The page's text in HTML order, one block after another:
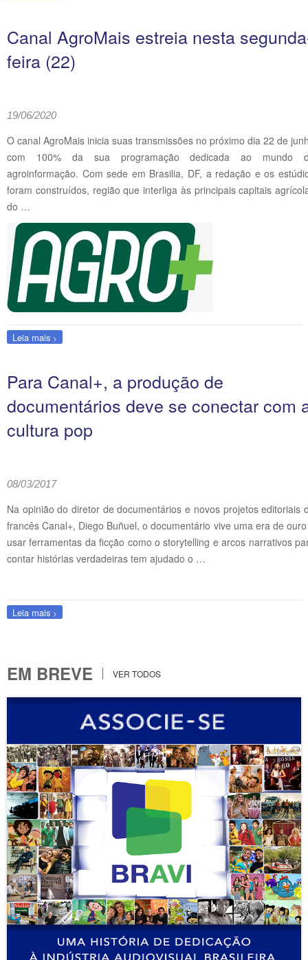
Canal AgroMais estreia nesta
feira (22)
19/06/2020
O canal AgroMais inicia suas transmissões no próximo dia 22 de
com 100% da sua programação dedicada ao mundo
agroinformação. Com sede em Brasilia, DF, a redação e os
foram construídos, região que interliga às principais capitais
do …
Leia mais
Para Canal+, a produção de
documentários deve se conectar com
cultura pop
08/03/2017
Na opinião do diretor de documentários e novos projetos editoriais
francês Canal+, Diego Buñuel, o documentário vive uma era de
usar ferramentas da ficção como o storytelling e arcos narrativos
contar histórias verdadeiras tem ajudado o …
Leia mais
EM BREVE VER TODOS